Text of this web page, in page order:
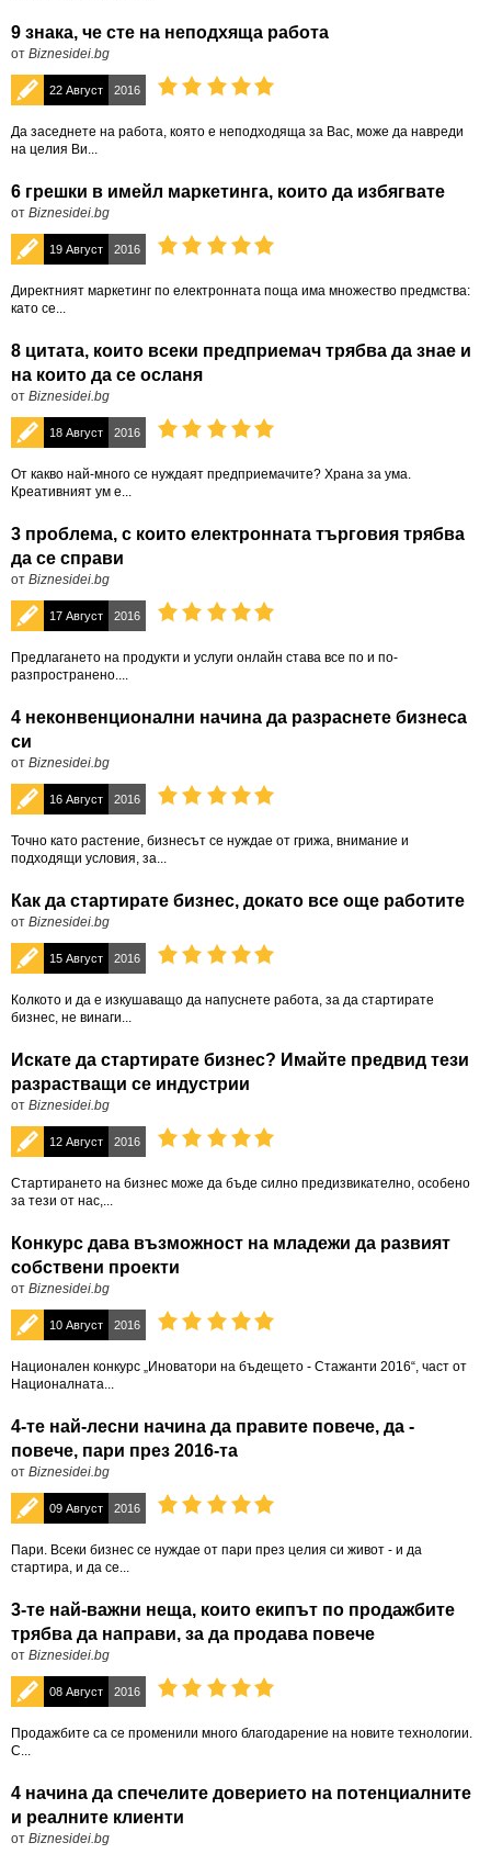
9 знака, че сте на неподхяща работа
от Biznesidei.bg
22 Август 2016
Да заседнете на работа, която е неподходяща за Вас, може да навреди
на целия Ви...
6 грешки в имейл маркетинга, които да избягвате
от Biznesidei.bg
19 Август 2016
Директният маркетинг по електронната поща има множество предмства:
като се...
8 цитата, които всеки предприемач трябва да знае и
на които да се осланя
от Biznesidei.bg
18 Август 2016
От какво най-много се нуждаят предприемачите? Храна за ума.
Креативният ум е...
3 проблема, с които електронната търговия трябва
да се справи
от Biznesidei.bg
17 Август 2016
Предлагането на продукти и услуги онлайн става все по и по-
разпространено....
4 неконвенционални начина да разраснете бизнеса
си
от Biznesidei.bg
16 Август 2016
Точно като растение, бизнесът се нуждае от грижа, внимание и
подходящи условия, за...
Как да стартирате бизнес, докато все още работите
от Biznesidei.bg
15 Август 2016
Колкото и да е изкушаващо да напуснете работа, за да стартирате
бизнес, не винаги...
Искате да стартирате бизнес? Имайте предвид тези
разрастващи се индустрии
от Biznesidei.bg
12 Август 2016
Стартирането на бизнес може да бъде силно предизвикателно, особено
за тези от нас,...
Конкурс дава възможност на младежи да развият
собствени проекти
от Biznesidei.bg
10 Август 2016
Национален конкурс „Иноватори на бъдещето - Стажанти 2016“, част от
Националната...
4-те най-лесни начина да правите повече, да -
повече, пари през 2016-та
от Biznesidei.bg
09 Август 2016
Пари. Всеки бизнес се нуждае от пари през целия си живот - и да
стартира, и да се...
3-те най-важни неща, които екипът по продажбите
трябва да направи, за да продава повече
от Biznesidei.bg
08 Август 2016
Продажбите са се променили много благодарение на новите технологии.
С...
4 начина да спечелите доверието на потенциалните
и реалните клиенти
от Biznesidei.bg